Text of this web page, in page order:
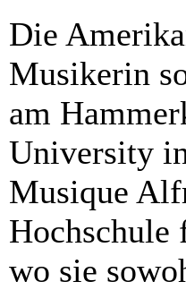
Die
Musikerin
am
University
Musique
wo sie